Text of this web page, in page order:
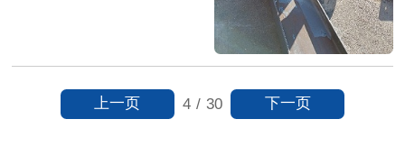
4 / 30
上一页 下一页